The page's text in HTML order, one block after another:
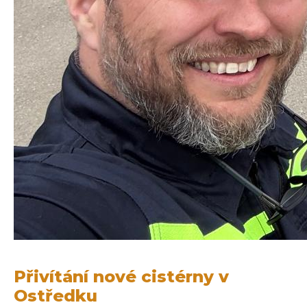
Přivítání nové cistérny v
Ostředku